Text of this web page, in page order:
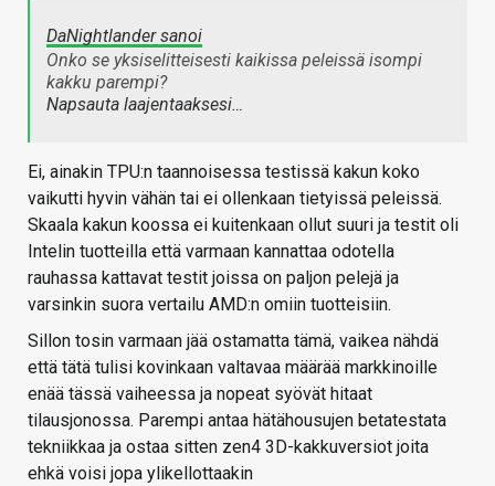
DaNightlander sanoi
Onko se yksiselitteisesti kaikissa peleissä isompi
kakku parempi?
Napsauta laajentaaksesi…
Ei, ainakin TPU:n taannoisessa testissä kakun koko
vaikutti hyvin vähän tai ei ollenkaan tietyissä peleissä.
Skaala kakun koossa ei kuitenkaan ollut suuri ja testit oli
Intelin tuotteilla että varmaan kannattaa odotella
rauhassa kattavat testit joissa on paljon pelejä ja
varsinkin suora vertailu AMD:n omiin tuotteisiin.
Sillon tosin varmaan jää ostamatta tämä, vaikea nähdä
että tätä tulisi kovinkaan valtavaa määrää markkinoille
enää tässä vaiheessa ja nopeat syövät hitaat
tilausjonossa. Parempi antaa hätähousujen betatestata
tekniikkaa ja ostaa sitten zen4 3D-kakkuversiot joita
ehkä voisi jopa ylikellottaakin